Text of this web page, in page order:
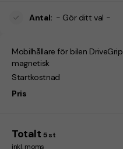
Antal: - Gör ditt val -
Mobilhållare för bilen DriveGrip
magnetisk
Startkostnad
Pris
Totalt 5 st
inkl. moms